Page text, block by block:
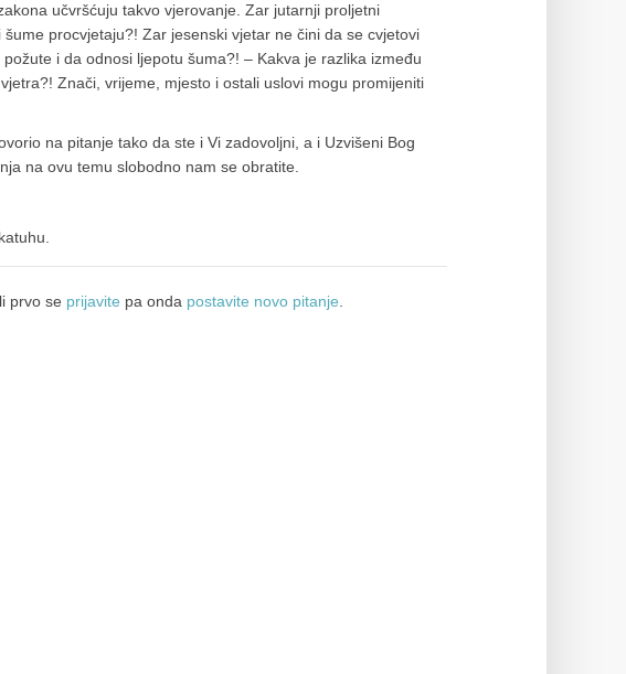
učvršćuju takvo vjerovanje. Zar jutarnji proljetni
procvjetaju?! Zar jesenski vjetar ne čini da se cvjetovi
i da odnosi ljepotu šuma?! – Kakva je razlika između
Znači, vrijeme, mjesto i ostali uslovi mogu promijeniti
na pitanje tako da ste i Vi zadovoljni, a i Uzvišeni Bog
na ovu temu slobodno nam se obratite.
prvo se prijavite pa onda postavite novo pitanje.